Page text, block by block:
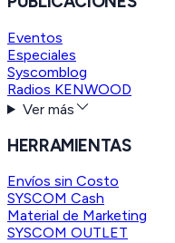
Eventos
Especiales
Syscomblog
Radios KENWOOD
Ver más
HERRAMIENTAS
Envíos sin Costo
SYSCOM Cash
Material de Marketing
SYSCOM OUTLET